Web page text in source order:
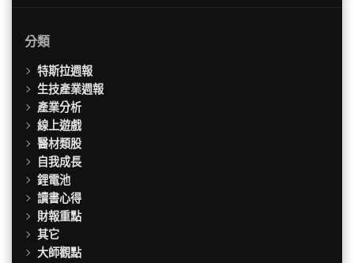
分類
特斯拉週報
生技產業週報
產業分析
線上遊戲
醫材類股
自我成長
鋰電池
讀書心得
財報重點
其它
大師觀點